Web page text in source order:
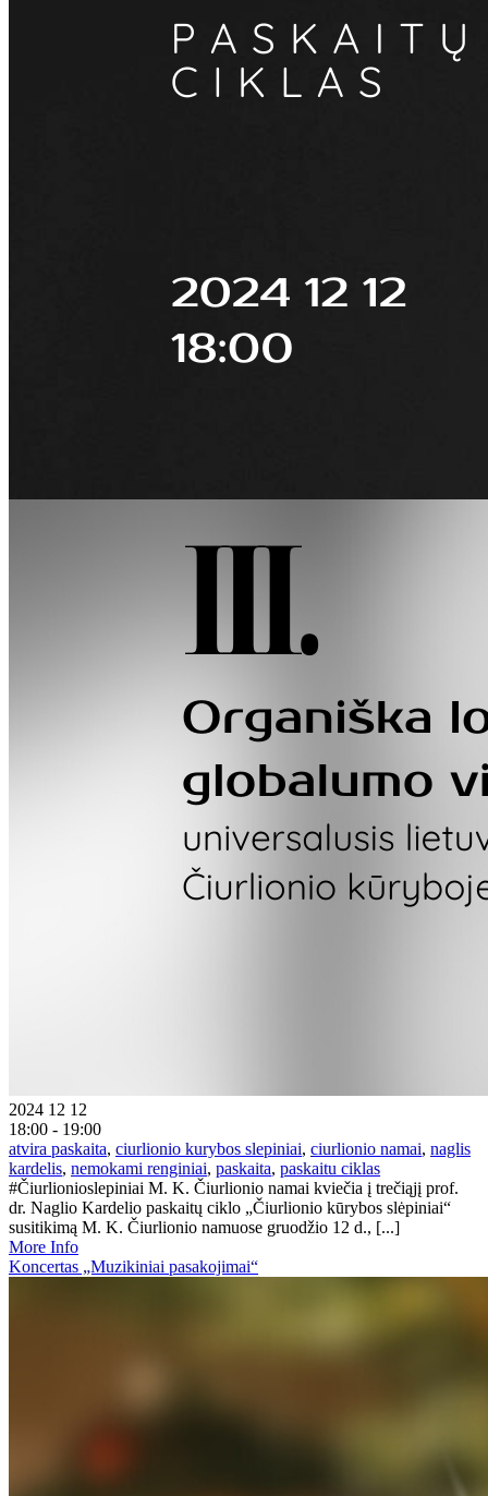
2024 12 12
18:00 - 19:00
atvira paskaita, ciurlionio kurybos slepiniai, ciurlionio namai, naglis
kardelis, nemokami renginiai, paskaita, paskaitu ciklas
#Čiurlionioslepiniai M. K. Čiurlionio namai kviečia į trečiąjį prof.
dr. Naglio Kardelio paskaitų ciklo „Čiurlionio kūrybos slėpiniai“
susitikimą M. K. Čiurlionio namuose gruodžio 12 d., [...]
More Info
Koncertas „Muzikiniai pasakojimai“